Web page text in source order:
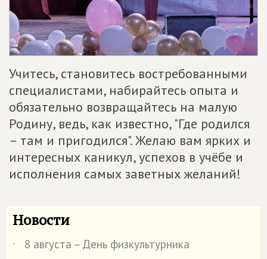
Учитесь, становитесь востребованными
специалистами, набирайтесь опыта и
обязательно возвращайтесь на малую
Родину, ведь, как известно, "Где родился
– там и пригодился". Желаю вам ярких и
интересных каникул, успехов в учёбе и
исполнения самых заветных желаний!
Новости
˙
8 августа – День физкультурника